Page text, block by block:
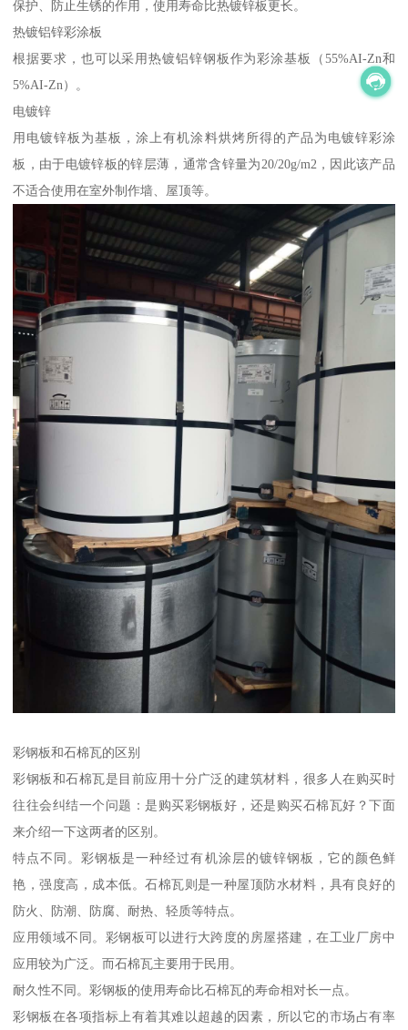
保护、防止生锈的作用，使用寿命比热镀锌板更长。
热镀铝锌彩涂板
根据要求，也可以采用热镀铝锌钢板作为彩涂基板（55%AI-Zn和
5%AI-Zn）。
电镀锌
用电镀锌板为基板，涂上有机涂料烘烤所得的产品为电镀锌彩涂
板，由于电镀锌板的锌层薄，通常含锌量为20/20g/m2，因此该产品
不适合使用在室外制作墙、屋顶等。
彩钢板和石棉瓦的区别
彩钢板和石棉瓦是目前应用十分广泛的建筑材料，很多人在购买时
往往会纠结一个问题：是购买彩钢板好，还是购买石棉瓦好？下面
来介绍一下这两者的区别。
特点不同。彩钢板是一种经过有机涂层的镀锌钢板，它的颜色鲜
艳，强度高，成本低。石棉瓦则是一种屋顶防水材料，具有良好的
防火、防潮、防腐、耐热、轻质等特点。
应用领域不同。彩钢板可以进行大跨度的房屋搭建，在工业厂房中
应用较为广泛。而石棉瓦主要用于民用。
耐久性不同。彩钢板的使用寿命比石棉瓦的寿命相对长一点。
彩钢板在各项指标上有着其难以超越的因素，所以它的市场占有率